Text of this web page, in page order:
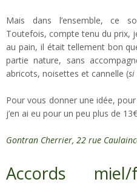
Mais dans l’ensemble, ce
Toutefois, compte tenu du prix,
au pain, il était tellement bon
partie nature, sans
abricots, noisettes et cannelle (si
Pour vous donner une idée,
j’en ai eu pour un peu plus de
Gontran Cherrier, 22 rue
Accords miel/